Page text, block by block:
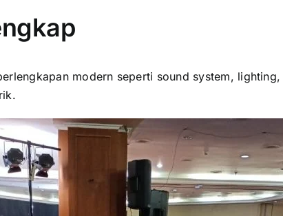
modern seperti sound system,